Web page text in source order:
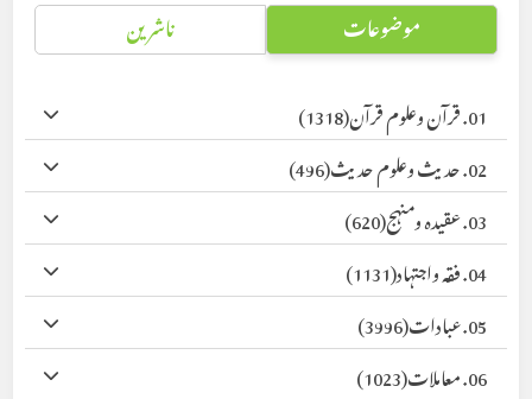
موضوعات ناشرین
01. قرآن وعلوم قرآن
(1318)
02. حدیث وعلوم حدیث
(496)
03. عقیدہ ومنہج
(620)
04. فقہ واجتہاد
(1131)
05. عبادات
(3996)
06. معاملات
(1023)